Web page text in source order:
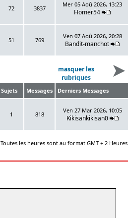
72 3837
Mer 05 Aoû 2026, 13:23
Homer54
51 769
Ven 07 Aoû 2026, 20:28
Bandit-manchot
masquer les
rubriques
Sujets Messages Derniers Messages
1 818
Ven 27 Mar 2026, 10:05
Kikisankikisan0
Toutes les heures sont au format GMT + 2 Heures